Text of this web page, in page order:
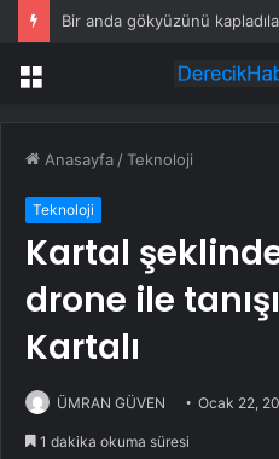
Menü
Anasayfa /Teknoloji
Teknoloji
Kartal
drone ile
Kartalı
ÜMRAN GÜVEN Ocak 22,
1 dakika okuma süresi